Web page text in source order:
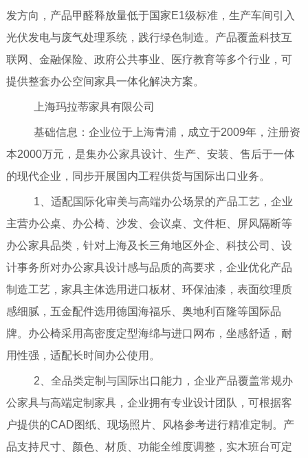
发方向，产品甲醛释放量低于国家E1级标准，生产车间引入
光伏发电与废气处理系统，践行绿色制造。产品覆盖科技互
联网、金融保险、政府公共事业、医疗教育等多个行业，可
提供整套办公空间家具一体化解决方案。
上海玛拉蒂家具有限公司
基础信息：企业位于上海青浦，成立于2009年，注册资
本2000万元，是集办公家具设计、生产、安装、售后于一体
的现代企业，同步开展国内工程供货与国际出口业务。
1、适配国际化审美与高端办公场景的产品工艺，企业
主营办公桌、办公椅、沙发、会议桌、文件柜、屏风隔断等
办公家具品类，针对上海及长三角地区外企、科技公司、设
计事务所对办公家具设计感与品质的高要求，企业优化产品
制造工艺，家具主体选用进口板材、环保油漆，表面纹理质
感细腻，五金配件选用德国海福乐、奥地利百隆等国际品
牌。办公椅采用高密度定型海绵与进口网布，坐感舒适，耐
用性强，适配长时间办公使用。
2、全品类定制与国际出口能力，企业产品覆盖常规办
公家具与高端定制家具，企业拥有专业设计团队，可根据客
户提供的CAD图纸、现场照片、风格参考进行精准定制。产
品支持尺寸、颜色、材质、功能全维度调整，实木班台可定